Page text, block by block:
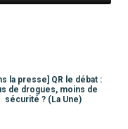
la presse] QR le débat :
de drogues, moins de
sécurité ? (La Une)